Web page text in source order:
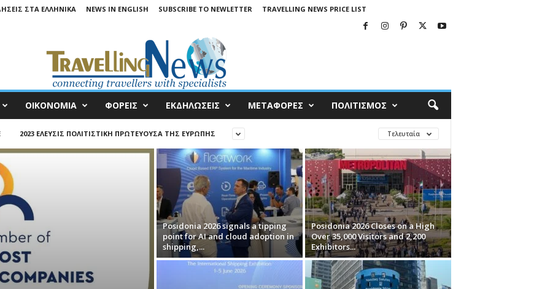
ΣΤΑ ΕΛΛΗΝΙΚΆ NEWS IN ENGLISH SUBSCRIBE TO NEWLETTER TRAVELLING NEWS PRICE LIST
ΟΙΚΟΝΟΜΙΑ ΦΟΡΕΙΣ ΕΚΔΗΛΩΣΕΙΣ ΜΕΤΑΦΟΡΕΣ ΠΟΛΙΤΙΣΜΟΣ
2023 ΕΛΕΥΣΊΣ ΠΟΛΙΤΙΣΤΙΚΉ ΠΡΩΤΕΎΟΥΣΑ ΤΗΣ ΕΥΡΏΠΗΣ Τελευταία
Posidonia 2026 signals a tipping
point for AI and cloud adoption in
shipping,...
Posidonia 2026 Closes on a High
Over 35,000 Visitors and 2,200
Exhibitors...